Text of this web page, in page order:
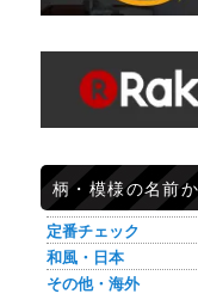
柄・模様の名前
定番チェック
和風・日本
その他・海外